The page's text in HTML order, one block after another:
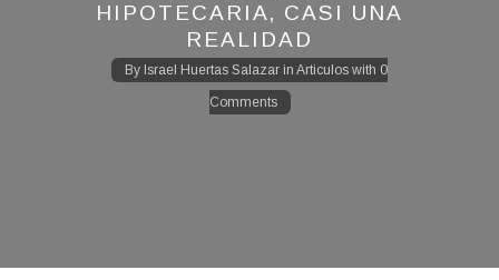
HIPOTECARIA, CASI UNA
REALIDAD
By Israel Huertas Salazar in Articulos with 0
Comments